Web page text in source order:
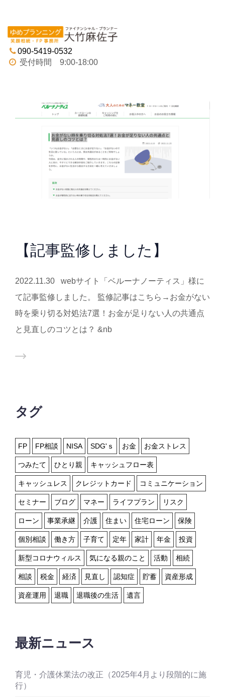
090-5419-0532
受付時間 9:00-18:00
【記事監修しました】
2022.11.30 webサイト「ベルーナノーティス」様に
て記事監修しました。 監修記事はこちら→お金がない
時を乗り切る対処法7選！お金が足りない人の共通点
と見直しのコツとは？ &nb
タグ
FP FP相談 NISA SDG'ｓ お金 お金ストレス
つみたて ひとり親 キャッシュフロー表
キャッシュレス クレジットカード コミュニケーション
セミナー ブログ マネー ライフプラン リスク
ローン 事業承継 介護 住まい 住宅ローン 保険
個別相談 働き方 子育て 定年 家計 年金 投資
新型コロナウィルス 気になる親のこと 活動 相続
相談 税金 経済 見直し 認知症 貯蓄 資産形成
資産運用 退職 退職後の生活 遺言
最新ニュース
育児・介護休業法の改正（2025年4月より段階的に施
行）